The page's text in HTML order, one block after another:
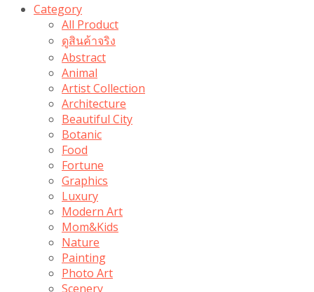
Category
All Product
ดูสินค้าจริง
Abstract
Animal
Artist Collection
Architecture
Beautiful City
Botanic
Food
Fortune
Graphics
Luxury
Modern Art
Mom&Kids
Nature
Painting
Photo Art
Scenery